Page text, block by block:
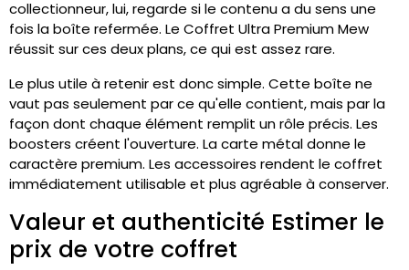
collectionneur, lui, regarde si le contenu a du sens une
fois la boîte refermée. Le Coffret Ultra Premium Mew
réussit sur ces deux plans, ce qui est assez rare.
Le plus utile à retenir est donc simple. Cette boîte ne
vaut pas seulement par ce qu'elle contient, mais par la
façon dont chaque élément remplit un rôle précis. Les
boosters créent l'ouverture. La carte métal donne le
caractère premium. Les accessoires rendent le coffret
immédiatement utilisable et plus agréable à conserver.
Valeur et authenticité Estimer le
prix de votre coffret